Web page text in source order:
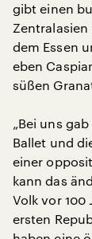
gibt einen
Zentralasien
dem Essen
eben
süßen
„Bei uns
Ballet und
einer
kann das
Volk vor 100
ersten